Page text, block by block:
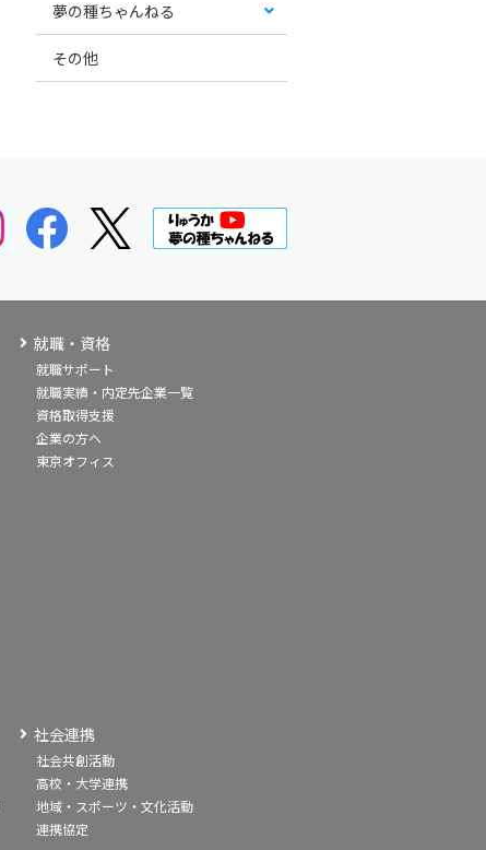
夢の種ちゃんねる
その他
就職・資格
就職サポート
就職実績・内定先企業一覧
資格取得支援
企業の方へ
東京オフィス
社会連携
社会共創活動
高校・大学連携
地域・スポーツ・文化活動
連携協定